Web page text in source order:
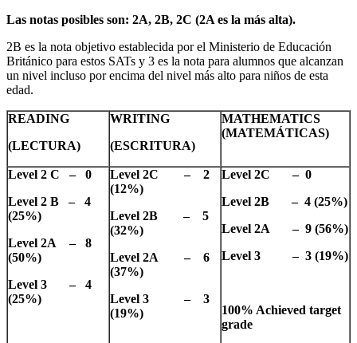
Las notas posibles son: 2A, 2B, 2C (2A es la más alta).
2B es la nota objetivo establecida por el Ministerio de Educación
Británico para estos SATs y 3 es la nota para alumnos que alcanzan
un nivel incluso por encima del nivel más alto para niños de esta
edad.
READING
(LECTURA)
WRITING
(ESCRITURA)
MATHEMATICS
(MATEMÁTICAS)
Level 2 C – 0
Level 2 B – 4
(25%)
Level 2A – 8
(50%)
Level 3 – 4
(25%)
Level 2C – 2
(12%)
Level 2B – 5
(32%)
Level 2A – 6
(37%)
Level 3 – 3
(19%)
Level 2C – 0
Level 2B – 4 (25%)
Level 2A – 9 (56%)
Level 3 – 3 (19%)
100% Achieved target
grade